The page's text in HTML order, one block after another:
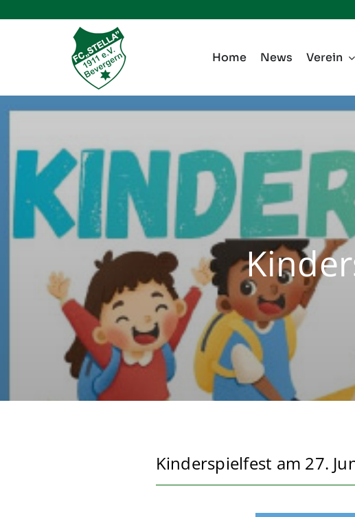
Home News Verein
Kinderspielfest am 27.